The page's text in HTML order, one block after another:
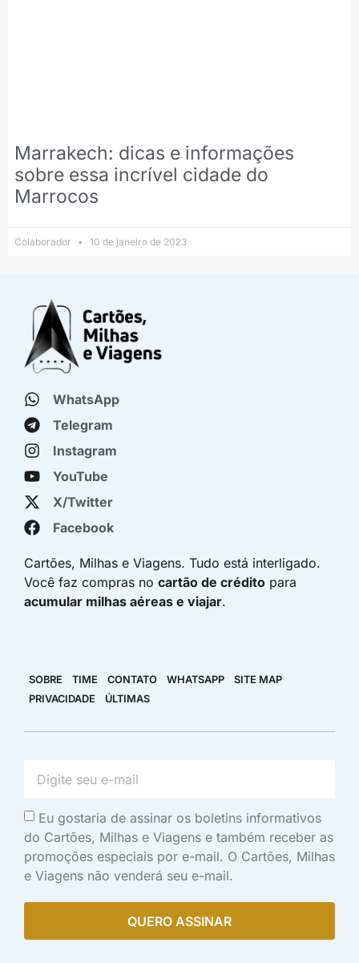
Marrakech: dicas e informações
sobre essa incrível cidade do
Marrocos
Colaborador 10 de janeiro de 2023
WhatsApp
Telegram
Instagram
YouTube
X/Twitter
Facebook
Cartões, Milhas e Viagens. Tudo está interligado.
Você faz compras no cartão de crédito para
acumular milhas aéreas e viajar.
SOBRE TIME CONTATO WHATSAPP
SITE MAP
PRIVACIDADE
ÚLTIMAS
Eu gostaria de assinar os boletins informativos
do Cartões, Milhas e Viagens e também receber as
promoções especiais por e-mail. O Cartões, Milhas
e Viagens não venderá seu e-mail.
QUERO ASSINAR